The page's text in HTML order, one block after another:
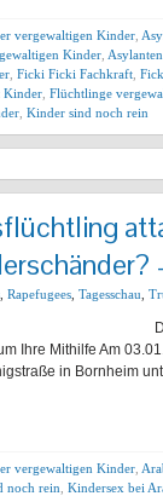
vergewaltigen Kinder
Kinder
Ficki Ficki Fachkraft
Kinder Flüchtlinge
Kinder sind noch rein
Rapefugees Tagesschau
Dieser
Ihre Mithilfe Am
in Bornheim
vergewaltigen Kinder
noch rein Kindersex bei